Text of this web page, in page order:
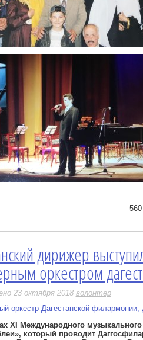
дирижер
оркестром
23 октября 2018 волонтер
оркестр Дагестанской филармонии,
XI Международного
который проводит